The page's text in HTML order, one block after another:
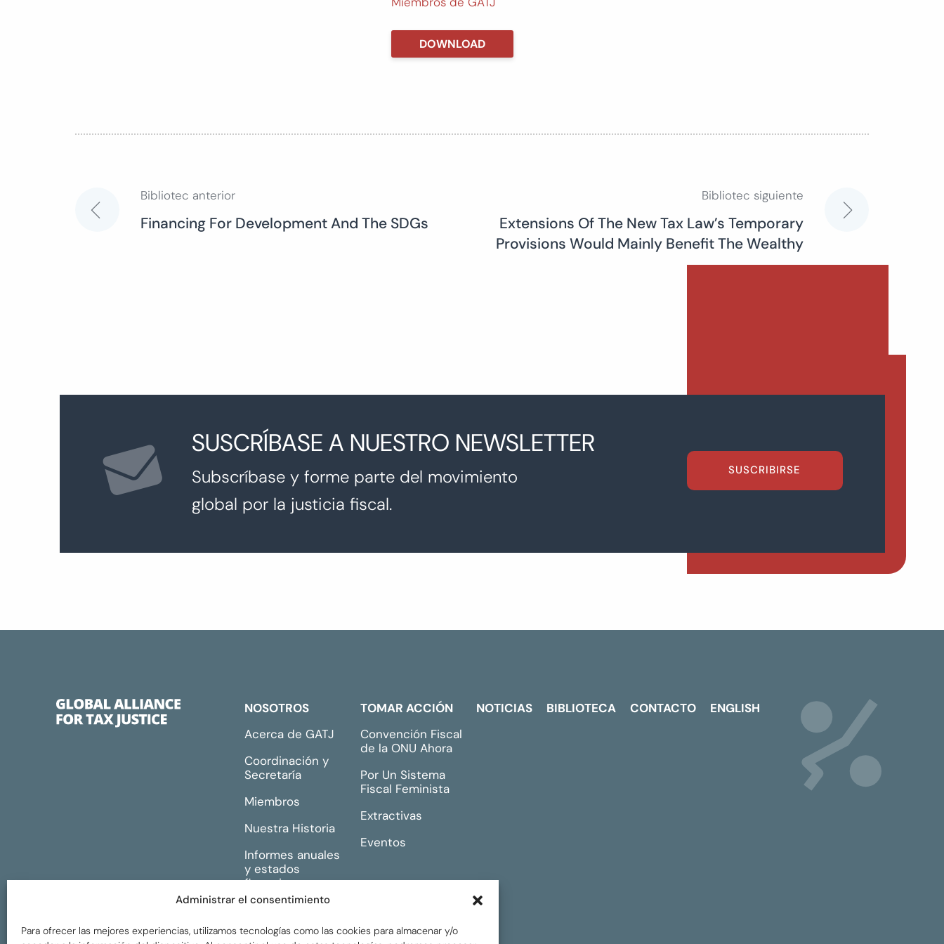
Administrar el consentimiento
Para ofrecer las mejores experiencias, utilizamos tecnologías como las cookies para almacenar y/o
DOWNLOAD
Navegación
Bibliotec anterior
Financing For Development And The SDGs
Bibliotec siguiente
Extensions Of The New Tax Law’s Temporary
Provisions Would Mainly Benefit The Wealthy
SUSCRÍBASE A NUESTRO NEWSLETTER
Subscríbase y forme parte del movimiento
global por la justicia fiscal.
SUSCRIBIRSE
NOSOTROS
Acerca de GATJ
Coordinación y
Secretaría
Miembros
Nuestra Historia
Informes anuales
y estados
financieros
TOMAR ACCIÓN
Convención Fiscal
de la ONU Ahora
Por Un Sistema
Fiscal Feminista
Extractivas
Eventos
NOTICIAS BIBLIOTECA CONTACTO ENGLISH